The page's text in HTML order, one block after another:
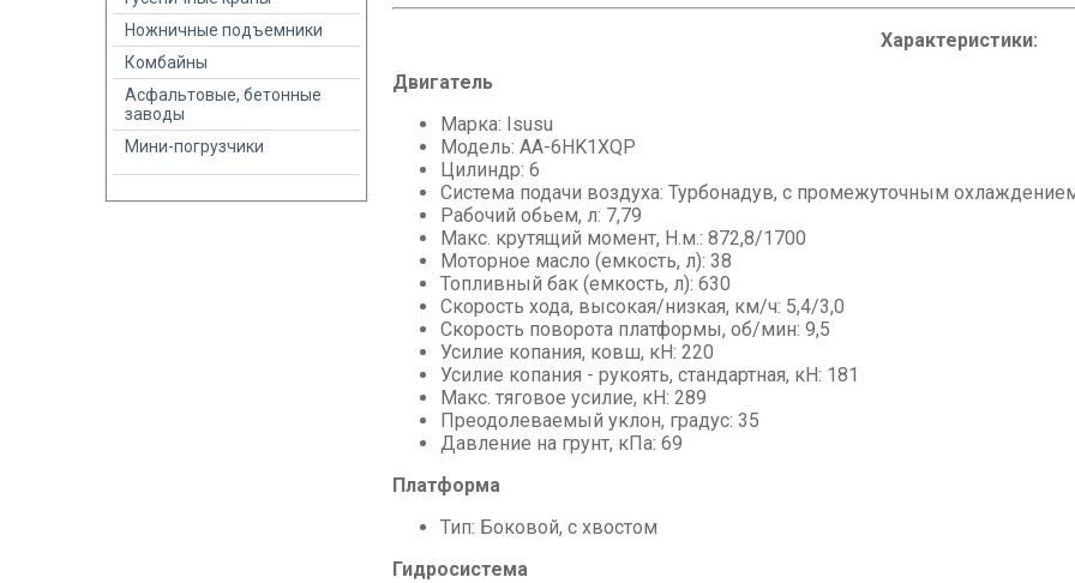
Ножничные подъемники
Комбайны
Асфальтовые, бетонные
заводы
Мини-погрузчики
Характеристики:
Двигатель
Марка: Isusu
Модель: AA-6HK1XQP
Цилиндр: 6
Система подачи воздуха: Турбонадув, с промежуточным
Рабочий обьем, л: 7,79
Макс. крутящий момент, Н.м.: 872,8/1700
Моторное масло (емкость, л): 38
Топливный бак (емкость, л): 630
Скорость хода, высокая/низкая, км/ч: 5,4/3,0
Скорость поворота платформы, об/мин: 9,5
Усилие копания, ковш, кН: 220
Усилие копания - рукоять, стандартная, кН: 181
Макс. тяговое усилие, кН: 289
Преодолеваемый уклон, градус: 35
Давление на грунт, кПа: 69
Платформа
Тип: Боковой, с хвостом
Гидросистема